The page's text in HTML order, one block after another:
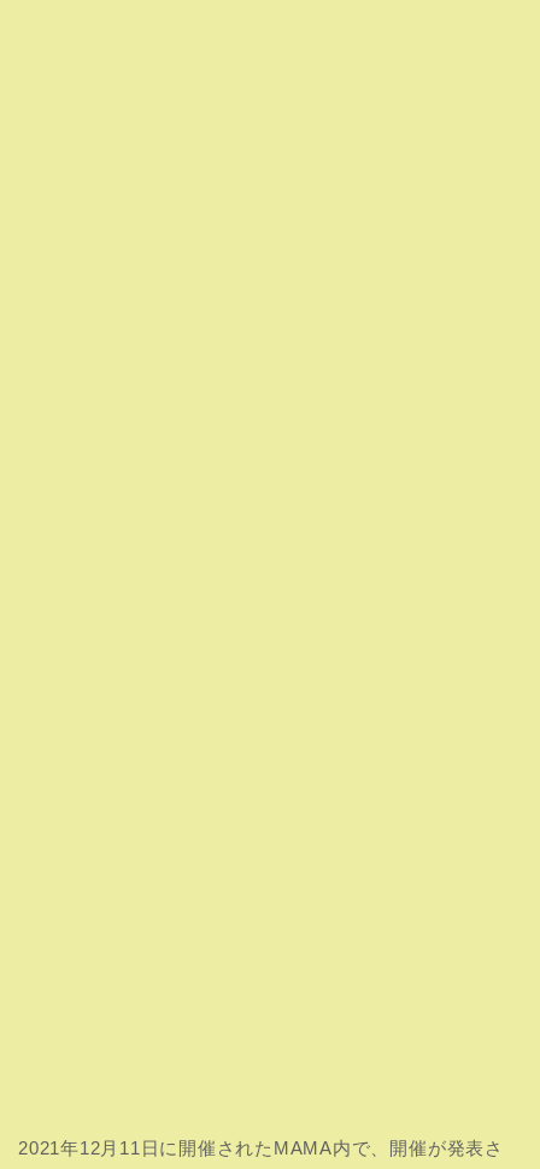
2021年12月11日に開催されたMAMA内で、開催が発表さ